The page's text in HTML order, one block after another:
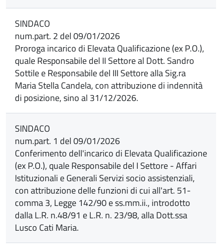
SINDACO
num.part. 2 del 09/01/2026
Proroga incarico di Elevata Qualificazione (ex P.O.),
quale Responsabile del II Settore al Dott. Sandro
Sottile e Responsabile del III Settore alla Sig.ra
Maria Stella Candela, con attribuzione di indennità
di posizione, sino al 31/12/2026.
SINDACO
num.part. 1 del 09/01/2026
Conferimento dell'incarico di Elevata Qualificazione
(ex P.O.), quale Responsabile del I Settore - Affari
Istituzionali e Generali Servizi socio assistenziali,
con attribuzione delle funzioni di cui all'art. 51-
comma 3, Legge 142/90 e ss.mm.ii., introdotto
dalla L.R. n.48/91 e L.R. n. 23/98, alla Dott.ssa
Lusco Cati Maria.